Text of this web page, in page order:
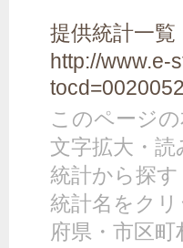
提供統計一
http://www.e-
このページ
文字拡大・
統計から探
統計名をク
府県・市区